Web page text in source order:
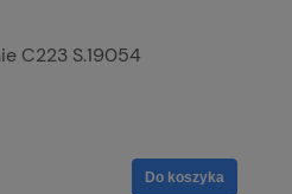
C223 S.19054
Do koszyka